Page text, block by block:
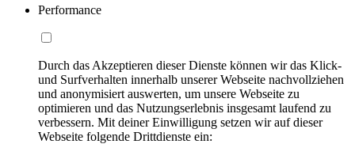
Performance
Durch das Akzeptieren dieser Dienste können wir das Klick-
und Surfverhalten innerhalb unserer Webseite nachvollziehen
und anonymisiert auswerten, um unsere Webseite zu
optimieren und das Nutzungserlebnis insgesamt laufend zu
verbessern. Mit deiner Einwilligung setzen wir auf dieser
Webseite folgende Drittdienste ein: